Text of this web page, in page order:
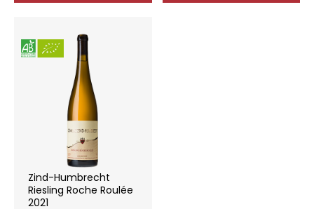
Zind-Humbrecht
Riesling Roche Roulée
2021